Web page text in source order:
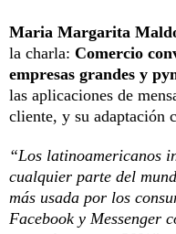
Maria Margarita
la charla: Comercio
empresas grandes y
las aplicaciones de
cliente, y su adaptación
“Los latinoamericanos
cualquier parte del
más usada por los
Facebook y Messenger